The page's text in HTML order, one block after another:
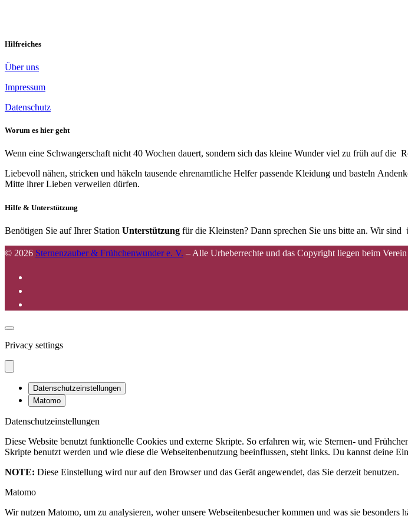
Hilfreiches
Über uns
Impressum
Datenschutz
Worum es hier geht
Wenn eine Schwangerschaft nicht 40 Wochen dauert, sondern sich das kleine Wunder viel zu früh auf die
Liebevoll nähen, stricken und häkeln tausende ehrenamtliche Helfer passende Kleidung und basteln
Mitte ihrer Lieben verweilen dürfen.
Hilfe & Unterstützung
Benötigen Sie auf Ihrer Station Unterstützung für die Kleinsten? Dann sprechen Sie uns bitte an. Wir sind
© 2026 Sternenzauber & Frühchenwunder e. V. – Alle Urheberrechte und das Copyright liegen beim
Privacy settings
Datenschutzeinstellungen
Matomo
Datenschutzeinstellungen
Diese Website benutzt funktionelle Cookies und externe Skripte. So erfahren wir, wie Sternen- und
Skripte benutzt werden und wie diese die Webseitenbenutzung beeinflussen, steht links. Du kannst deine
NOTE: Diese Einstellung wird nur auf den Browser und das Gerät angewendet, das Sie derzeit benutzen.
Matomo
Wir nutzen Matomo, um zu analysieren, woher unsere Webseitenbesucher kommen und was sie besonders